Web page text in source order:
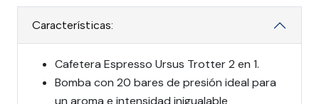
Características:
Cafetera Espresso Ursus Trotter 2 en 1.
Bomba con 20 bares de presión ideal para